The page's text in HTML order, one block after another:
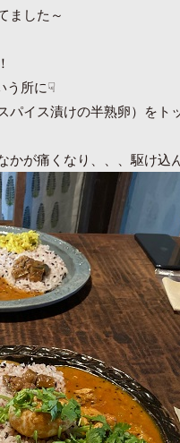
ました～
う所に☟
パイス漬けの半熟卵）をト
が痛くなり、、、駆け込